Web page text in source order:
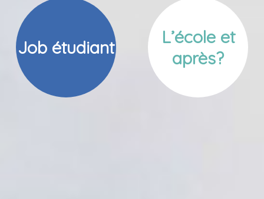
Job étudiant
L’école et
après?